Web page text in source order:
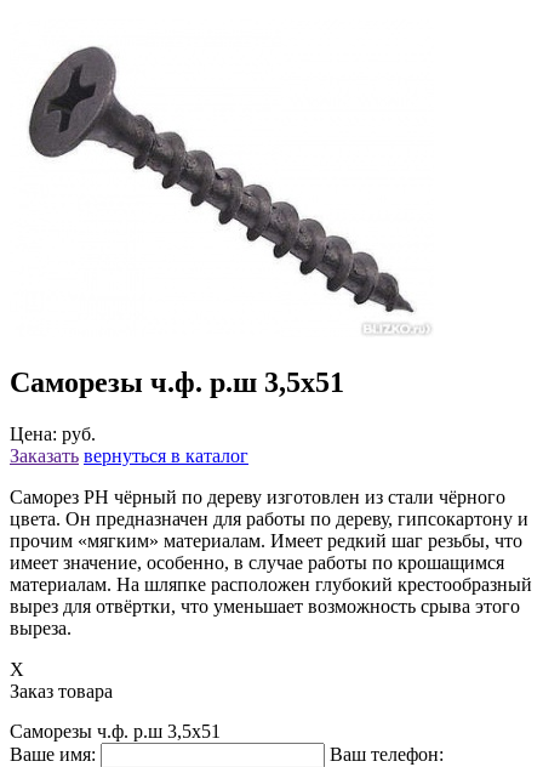
Саморезы ч.ф. р.ш 3,5х51
Цена: руб.
Заказать вернуться в каталог
Саморез РН чёрный по дереву изготовлен из стали чёрного
цвета. Он предназначен для работы по дереву, гипсокартону и
прочим «мягким» материалам. Имеет редкий шаг резьбы, что
имеет значение, особенно, в случае работы по крошащимся
материалам. На шляпке расположен глубокий крестообразный
вырез для отвёртки, что уменьшает возможность срыва этого
выреза.
X
Заказ товара
Саморезы ч.ф. р.ш 3,5х51
Ваше имя:
Ваш телефон: